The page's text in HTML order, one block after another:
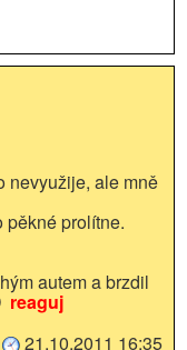
nevyužije, ale mně
pěkné prolítne.
autem a brzdil
reaguj
21.10.2011 16:35